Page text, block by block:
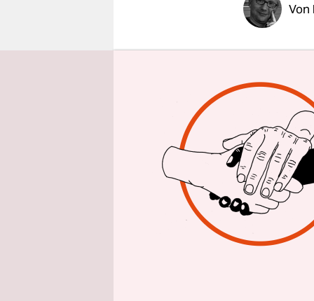
Von
US-
Nutzung
ihres
Der